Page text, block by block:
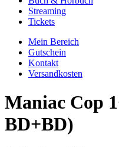
Streaming
Tickets
Mein Bereich
Gutschein
Kontakt
Versandkosten
Maniac Cop
BD+BD)